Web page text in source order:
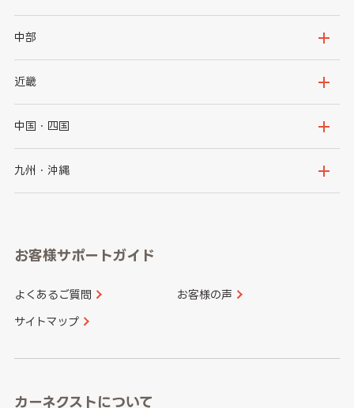
岩手県
秋田県
茨城県
群馬県
千葉県
神奈川県
中部
新潟県
石川県
山梨県
愛知県
近畿
大阪府
京都府
和歌山県
中国・四国
鳥取県
山口県
香川県 愛媛県
九州・沖縄
長崎県
大分県 宮崎県
お客様サポートガイド
よくあるご質問 お客様の声
サイトマップ
カーネクストについて